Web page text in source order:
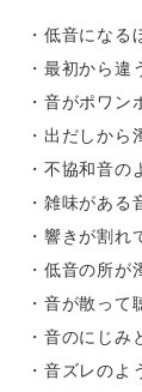
・低音になる
・最初から違
・音がポワン
・出だしから
・不協和音の
・雑味がある
・響きが割れ
・低音の所が
・音が散って
・音のにじ
・音ズレのよ